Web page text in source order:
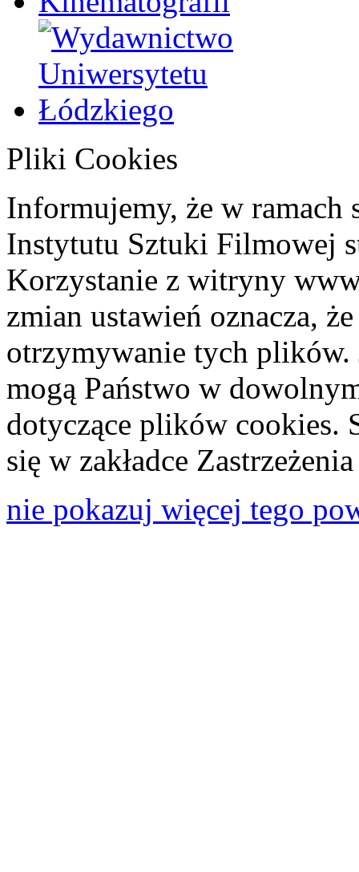
Pliki Cookies
Informujemy, że w ramach
Instytutu Sztuki Filmowej
Korzystanie z witryny
zmian ustawień oznacza,
otrzymywanie tych plików.
mogą Państwo w
dotyczące plików cookies.
się w zakładce
nie pokazuj więcej tego